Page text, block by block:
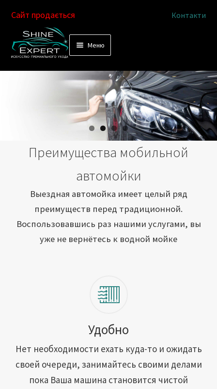
Перейти
к
Перейти
к
Сайт продається Контакти
Меню
Выездная автомойка
Химчистка салона
Подетальная химчистка
Как это работает
Сотрудничество
Вакансии
Адреса обслуживания
Контакты
Преимущества мобильной
автомойки
Выездная автомойка имеет целый ряд
преимуществ перед традиционной.
Воспользовавшись раз нашими услугами, вы
уже не вернётесь к водной мойке
Удобно
Нет необходимости ехать куда-то и ожидать
своей очереди, занимайтесь своими делами
пока Ваша машина становится чистой